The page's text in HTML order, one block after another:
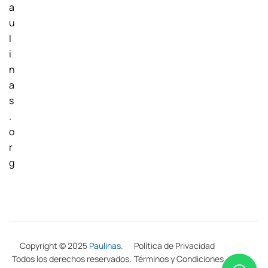
a
u
l
i
n
a
s
.
o
r
g
Copyright © 2025 Paulinas.
Todos los derechos reservados.
Política de Privacidad
Términos y Condiciones